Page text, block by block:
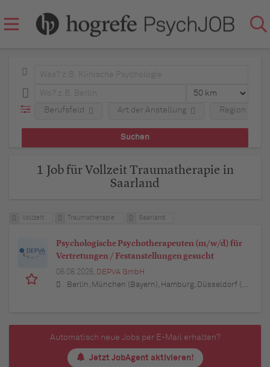
Berufsfeld Art der Anstellung Region
1 Job für Vollzeit Traumatherapie in
Saarland
Vollzeit Traumatherapie Saarland
Psychologische Psychotherapeuten (m/w/d) für
Vertretungen / Festanstellungen gesucht
06.08.2026, DEPVA GmbH
Berlin, München (Bayern), Hamburg, Düsseldorf (Nordrhein-Westfalen), Köln (Nordrhein-Westfalen), Essen (Nordrhein-Westfalen), Dortmund (Nordrhein-Westfalen), Stuttgart (Baden-Württemberg), Heilbronn (Baden-Württemberg), Hannover (Niedersachsen), Rostock (Mecklenburg-Vorpommern), Kiel (Schleswig-Holstein), Augsburg (Bayern), Nürnberg (Bayern), Frankfurt am Main (Hessen), Bremen, Schwerin (Mecklenburg-Vorpommern), Mainz (Rheinland-Pfalz), Saarbrücken (Saarland), Dresden (Sachsen), Magdeburg (Sachsen-Anhalt), Potsdam (Brandenburg), Erfurt (Thüringen), Würzburg (Bayern), Heilbronn (Baden-Württemberg), Leipzig (Sachsen)
Automatisch neue Jobs per E-Mail erhalten?
Jetzt JobAgent aktivieren!